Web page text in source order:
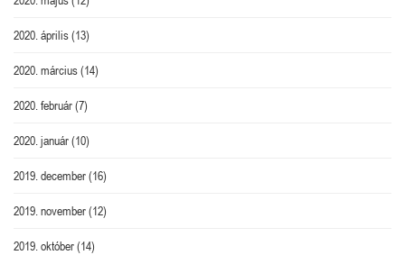
2020. április(13)
2020. március(14)
2020. február(7)
2020. január(10)
2019. december(16)
2019. november(12)
2019. október(14)